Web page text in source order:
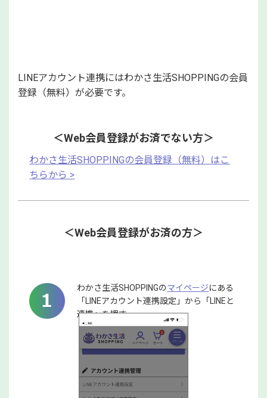
LINEアカウント連携にはわかさ生活SHOPPINGの会員
登録（無料）が必要です。
＜Web会員登録がお済でない方＞
わかさ生活SHOPPINGの会員登録（無料）はこ
ちらから >
＜Web会員登録がお済の方＞
わかさ生活SHOPPINGのマイページにある
「LINEアカウント連携設定」から「LINEと
連携」を押す